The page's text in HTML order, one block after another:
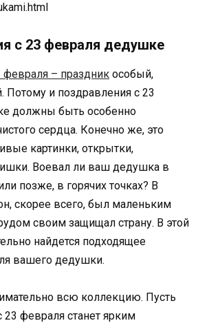
с 23 февраля дедушке
– праздник особый,
Потому и поздравления с 23
должны быть особенно
сердца. Конечно же, это
картинки, открытки,
Воевал ли ваш дедушка в
позже, в горячих точках? В
скорее всего, был маленьким
своим защищал страну. В этой
найдется подходящее
вашего дедушки.
всю коллекцию. Пусть
февраля станет ярким